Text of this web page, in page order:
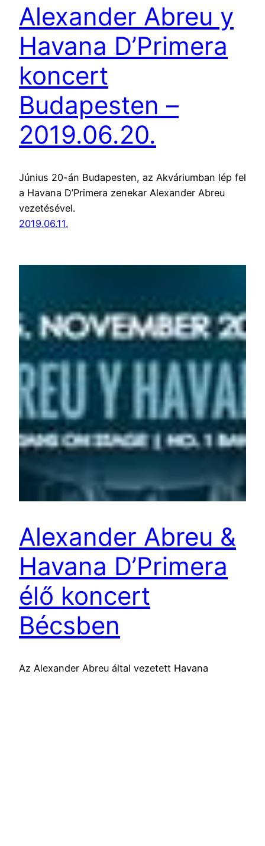
Alexander Abreu y
Havana D’Primera
koncert
Budapesten –
2019.06.20.
Június 20-án Budapesten, az Akváriumban lép fel
a Havana D’Primera zenekar Alexander Abreu
vezetésével.
2019.06.11.
Alexander Abreu &
Havana D’Primera
élő koncert
Bécsben
Az Alexander Abreu által vezetett Havana